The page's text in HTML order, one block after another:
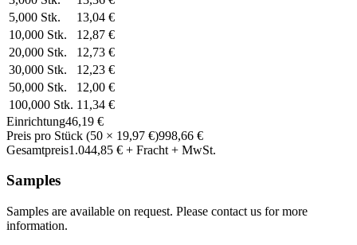
5,000 Stk.
13,04 €
10,000 Stk.
12,87 €
20,000 Stk.
12,73 €
30,000 Stk.
12,23 €
50,000 Stk.
12,00 €
100,000 Stk. 11,34 €
Einrichtung46,19 €
Preis pro Stück (50 × 19,97 €)998,66 €
Gesamtpreis1.044,85 € + Fracht + MwSt.
Samples
Samples are available on request. Please contact us for more
information.